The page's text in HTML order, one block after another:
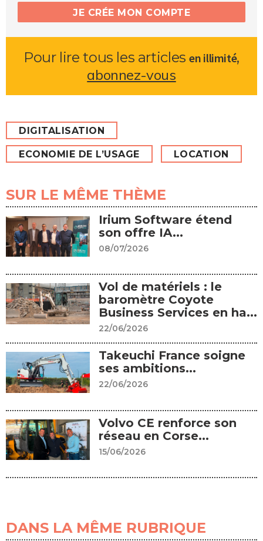
JE CRÉE MON COMPTE
Pour lire tous les articlesen illimité,
abonnez-vous
DIGITALISATION
ECONOMIE DE L’USAGE LOCATION
SUR LE MÊME THÈME
Irium Software étend
son offre IA...
08/07/2026
Vol de matériels : le
baromètre Coyote
Business Services en ha...
22/06/2026
Takeuchi France soigne
ses ambitions...
22/06/2026
Volvo CE renforce son
réseau en Corse...
15/06/2026
DANS LA MÊME RUBRIQUE